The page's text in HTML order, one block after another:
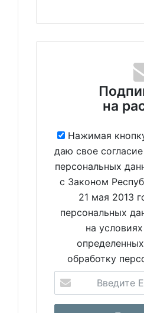
на
Нажимая
даю свое
персональных
с Законом
21 мая 2013
персональных
на
обработку